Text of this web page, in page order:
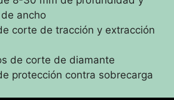
ancho
corte de tracción y extracción
de corte de diamante
protección contra sobrecarga